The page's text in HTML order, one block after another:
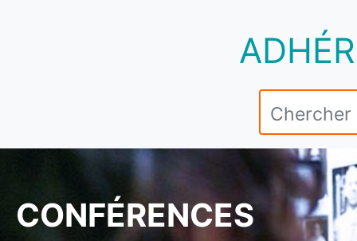
CONFÉRENCES